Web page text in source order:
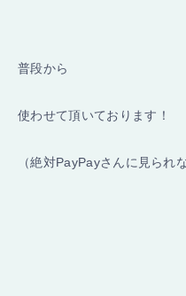
普段から
使わせて頂いております！
（絶対PayPayさんに見られ